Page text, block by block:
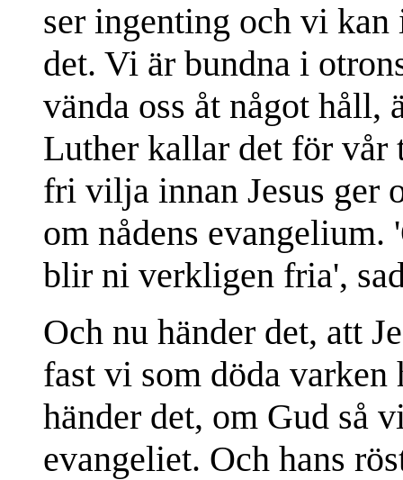
ser ingenting och vi
det. Vi är bundna i
vända oss åt något håll,
Luther kallar det för
fri vilja innan Jesus ger
om nådens evangelium.
blir ni verkligen fria',
Och nu händer det, att
fast vi som döda varken
händer det, om Gud så
evangeliet. Och hans